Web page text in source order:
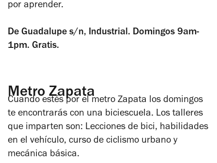
por aprender.
De Guadalupe s/n, Industrial. Domingos 9am-
1pm. Gratis.
Metro Zapata
Cuando estés por el metro Zapata los domingos
te encontrarás con una biciescuela. Los talleres
que imparten son: Lecciones de bici, habilidades
en el vehículo, curso de ciclismo urbano y
mecánica básica.